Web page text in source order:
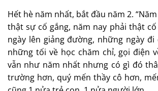
Hết hè năm nhất, bắt đầu năm 2.
thật sự cố gắng, năm nay phải thật
ngày lên giảng đường, những ngày đi
những tối về học chăm chỉ, gọi điện
vẫn như năm nhất nhưng có gì đó
trường hơn, quý mến thầy cô hơn,